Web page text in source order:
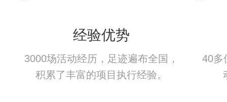
经验优势
3000场活动经历，足迹遍布全国，
积累了丰富的项目执行经验。
40多